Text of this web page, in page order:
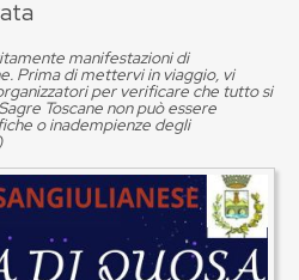
manifestazioni di
Prima di mettervi in viaggio, vi
per verificare che tutto si
Toscane non può essere
o inadempienze degli